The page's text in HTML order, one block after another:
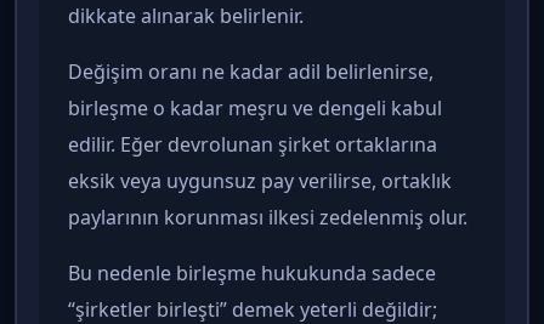
dikkate alınarak belirlenir.
Değişim oranı ne kadar adil belirlenirse,
birleşme o kadar meşru ve dengeli kabul
edilir. Eğer devrolunan şirket ortaklarına
eksik veya uygunsuz pay verilirse, ortaklık
paylarının korunması ilkesi zedelenmiş olur.
Bu nedenle birleşme hukukunda sadece
“şirketler birleşti” demek yeterli değildir;